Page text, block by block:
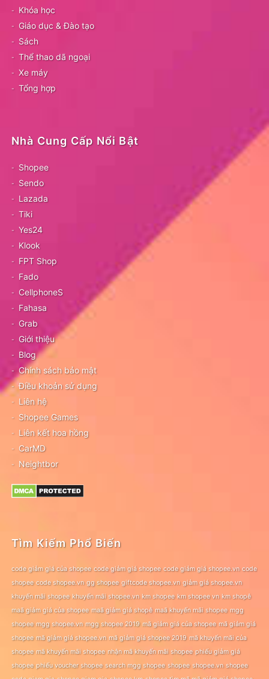
Khóa học
Giáo dục & Đào tạo
Sách
Thể thao dã ngoại
Xe máy
Tổng hợp
Nhà Cung Cấp Nổi Bật
Shopee
Sendo
Lazada
Tiki
Yes24
Klook
FPT Shop
Fado
CellphoneS
Fahasa
Grab
Giới thiệu
Blog
Chính sách bảo mật
Điều khoản sử dụng
Liên hệ
Shopee Games
Liên kết hoa hồng
CarMD
Neightbor
Tìm Kiếm Phổ Biến
code giảm giá của shopee code giảm giá shopee code giảm giá shopee.vn code
shopee code shopee.vn gg shopee giftcode shopee.vn giảm giá shopee.vn
khuyến mãi shopee khuyến mãi shopee.vn km shopee km shopee vn km shopê
maã giảm giá của shopee maã giảm giá shopê maã khuyến mãi shopee mgg
shopee mgg shopee.vn mgg shopee 2019 mã giảm giá của shopee mã giảm giá
shopee mã giảm giá shopee.vn mã giảm giá shopee 2019 mã khuyến mãi của
shopee mã khuyến mãi shopee nhận mã khuyến mãi shopee phiếu giảm giá
shopee phiếu voucher shopee search mgg shopee shopee shopee.vn shopee